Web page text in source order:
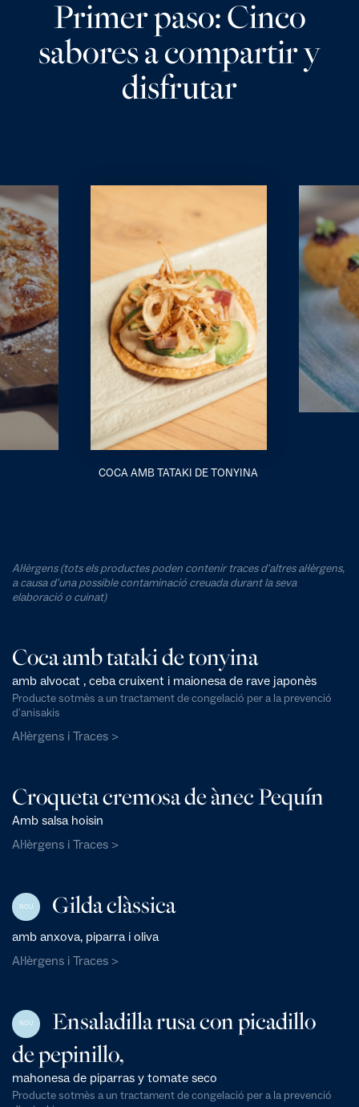
Primer paso: Cinco
sabores a compartir y
disfrutar
COCA AMB TATAKI DE TONYINA
Al·lèrgens (tots els productes poden contenir traces d'altres al·lèrgens,
a causa d'una possible contaminació creuada durant la seva
elaboració o cuinat)
Coca amb tataki de tonyina
amb alvocat , ceba cruixent i maionesa de rave japonès
Producte sotmès a un tractament de congelació per a la prevenció
d'anisakis
Al·lèrgens i Traces >
Croqueta cremosa de ànec Pequín
Amb salsa hoisin
Al·lèrgens i Traces >
NOU Gilda clàssica
amb anxova, piparra i oliva
Al·lèrgens i Traces >
NOU
Ensaladilla rusa con picadillo
de pepinillo,
mahonesa de piparras y tomate seco
Producte sotmès a un tractament de congelació per a la prevenció